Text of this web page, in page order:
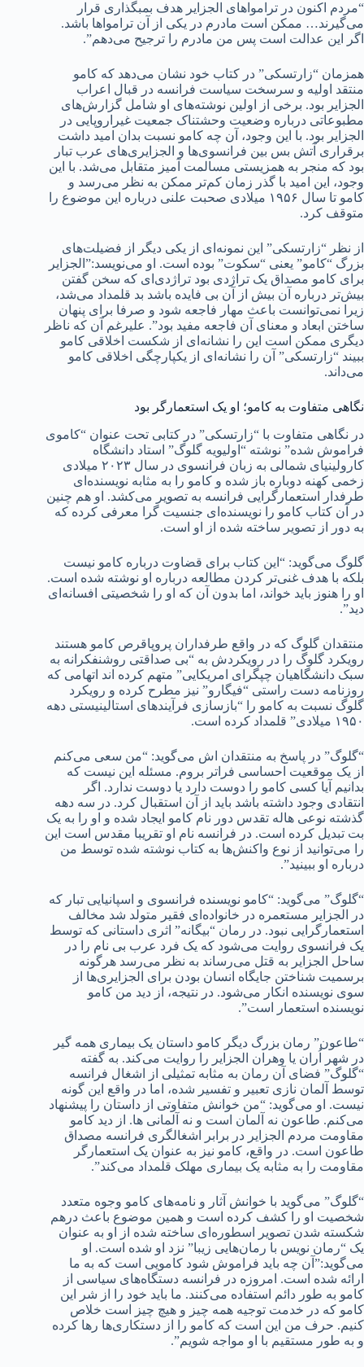
“مردم اکنون در تراموا‌های الجزایر هدف بمبگذاری قرار
می‌گیرند… ممکن است مادرم در یکی از آن تراموا‌ها باشد.
اگر این عدالت است پس من مادرم را ترجیح می‌دهم”.
همزمان “زارتسکی” در کتاب خود نشان می‌دهد که کامو
منتقد اولیه و سرسخت سیاست فرانسه در قبال اعراب
الجزایر بود. برخی از اولین نوشته‌های او شامل گزارش‌های
مطبوعاتی درباره وضعیت وحشتناک جمعیت غیراروپایی در
الجزایر بود. با این وجود، آن چه کامو نسبت بدان امید داشت
برقراری آتش بس بین فرانسوی‌ها و الجزایری‌های عرب تبار
بود که منجر به همزیستی مسالمت آمیز متقابل می‌شد. با این
وجود، این امید با گذر زمان کم‌تر ممکن به نظر می‌رسد و
کامو تا سال ۱۹۵۶ میلادی صحبت علنی درباره این موضوع را
متوقف کرد.
از نظر “زارتسکی” این نمونه‌ای از یکی دیگر از فضیلت‌های
بزرگ “کامو” یعنی “سکوت” بوده است. او می‌نویسد:”الجزایر
برای کامو مصداق یک تراژدی بود تراژدی‌ای که سخن گفتن
بیش‌تر درباره آن بیش از آن بی فایده باشد بد قلمداد می‌شد،
زیرا نمی‌توانست باعث مهار فاجعه شود و صرفا برای پنهان
ساختن ابعاد و معنای آن فاجعه مفید بود”. علیرغم آن که ناظر
دیگری ممکن است این را نشانه‌ای از شکست اخلاقی کامو
ببیند “زارتسکی” آن را نشانه‌ای از یکپارچگی اخلاقی کامو
می‌داند.
نگاهی متفاوت به کامو؛ او یک استعمارگر بود
در نگاهی متفاوت با “زارتسکی” در کتابی تحت عنوان “کاموی
فراموش شده” نوشته “اولیویه گلوگ” استاد دانشگاه
کارولینیای شمالی به زبان فرانسوی در سال ۲۰۲۳ میلادی
زخمی کهنه دوباره باز شده و کامو را به مثابه نویسنده‌ای
طرفدار استعمارگرایی فرانسه به تصویر می‌کشد. او هم چنین
در آن کتاب کامو را نویسنده‌ای جنسیت گرا معرفی کرده که
به دور از تصویر ساخته شده از او است.
گلوگ می‌گوید: “این کتاب برای قضاوت درباره کامو نیست
بلکه با هدف غنی‌تر کردن مطالعه درباره او نوشته شده است.
او را هنوز باید خواند، اما بدون آن که او را شخصیتی افسانه‌ای
دید”.
منتقدان گلوگ که در واقع طرفداران پروپاقرص کامو هستند
رویکرد گلوگ را در رویکردش به “بی صداقتی روشنفکرانه به
سبک دانشگاهیان چپگرای امریکایی” متهم کرده اند اتهامی که
روزنامه دست راستی “فیگارو” نیز مطرح کرده و رویکرد
گلوگ نسبت به کامو را “بازسازی فرآیند‌های استالینیستی دهه
۱۹۵۰ میلادی” قلمداد کرده است.
“گلوگ” در پاسخ به منتقدان اش می‌گوید: “من سعی می‌کنم
از یک موقعیت احساسی فراتر بروم. مسئله این نیست که
بدانیم آیا کسی کامو را دوست دارد یا دوست ندارد. اگر
انتقادی وجود داشته باشد باید از آن استقبال کرد. در سه دهه
گذشته نوعی هاله تقدس دور نام کامو ایجاد شده و او را به یک
بت تبدیل کرده است. در فرانسه نام او تقریبا مقدس است این
را می‌توانید از نوع واکنش‌ها به کتاب نوشته شده توسط من
درباره او ببینید”.
“گلوگ” می‌گوید: “کامو نویسنده فرانسوی و اسپانیایی تبار که
در الجزایر مستعمره در خانواده‌ای فقیر متولد شد مخالف
استعمارگرایی نبود. در رمان “بیگانه” اثری داستانی که توسط
یک فرانسوی روایت می‌شود که یک فرد عرب بی نام را در
ساحل الجزایر به قتل می‌رساند به نظر می‌رسد هرگونه
برسمیت شناختن جایگاه انسان بودن برای الجزایری‌ها از
سوی نویسنده انکار می‌شود. در نتیجه، از دید من کامو
نویسنده استعمار است”.
“طاعون” رمان بزرگ دیگر کامو داستان یک بیماری همه گیر
در شهر اُران یا وهران الجزایر را روایت می‌کند. به گفته
“گلوگ” فضای آن رمان به مثابه تمثیلی از اشغال فرانسه
توسط آلمان نازی تعبیر و تفسیر شده، اما در واقع این گونه
نیست. او می‌گوید: “من خوانش متفاوتی از داستان را پیشنهاد
می‌کنم. طاعون نه آلمان است و نه آلمانی ها. از دید کامو
مقاومت مردم الجزایر در برابر اشغالگری فرانسه مصداق
طاعون است. در واقع، کامو نیز به عنوان یک استعمارگر
مقاومت را به مثابه یک بیماری مهلک قلمداد می‌کند”.
“گلوگ” می‌گوید با خوانش آثار و نامه‌های کامو وجوه متعدد
شخصیت او را کشف کرده است و همین موضوع باعث درهم
شکسته شدن تصویر اسطوره‌ای ساخته شده از او به عنوان
یک “رمان نویس با رمان‌هایی زیبا” نزد او شده است. او
می‌گوید:”آن چه باید فراموش شود کامویی است که به ما
ارائه شده است. امروزه در فرانسه دستگاه‌های سیاسی از
کامو به طور دائم استفاده می‌کنند. ما باید خود را از شر این
کامو که در خدمت توجیه همه چیز و هیچ چیز است خلاص
کنیم. حرف من این است که کامو را از دستکاری‌ها رها کرده
و به طور مستقیم با او مواجه شویم”.